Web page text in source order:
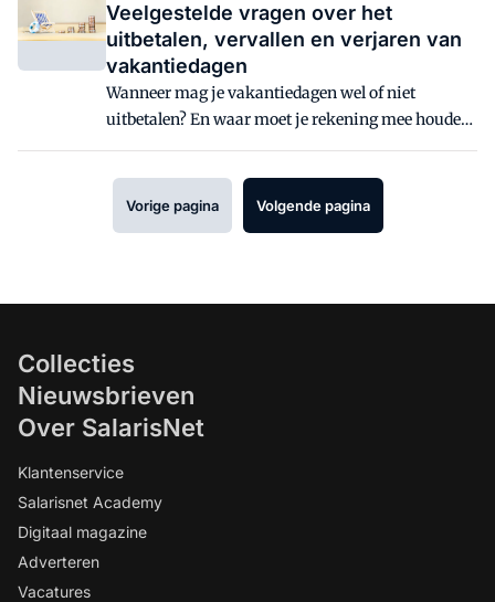
Veelgestelde vragen over het
uitbetalen, vervallen en verjaren van
vakantiedagen
Wanneer mag je vakantiedagen wel of niet
uitbetalen? En waar moet je rekening mee houden
als vakantiedagen komen te vervallen of verjaren?
onderwerp.
Vorige pagina Volgende pagina
Collecties
Nieuwsbrieven
Over SalarisNet
Klantenservice
Salarisnet Academy
Digitaal magazine
Adverteren
Vacatures